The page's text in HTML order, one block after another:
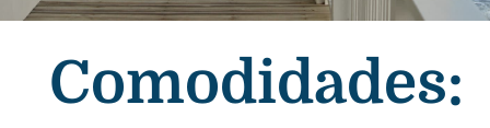
Comodidades: